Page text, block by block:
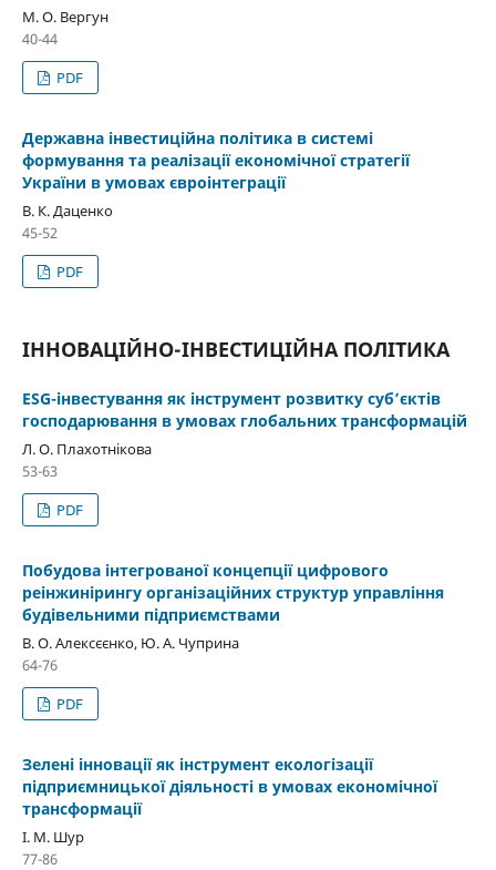
М. О. Вергун
40-44
PDF
Державна інвестиційна політика в системі
формування та реалізації економічної стратегії
України в умовах євроінтеграції
В. К. Даценко
45-52
PDF
ІННОВАЦІЙНО-ІНВЕСТИЦІЙНА ПОЛІТИКА
ESG-інвестування як інструмент розвитку суб’єктів
господарювання в умовах глобальних трансформацій
Л. О. Плахотнікова
53-63
PDF
Побудова інтегрованої концепції цифрового
реінжинірингу організаційних структур управління
будівельними підприємствами
В. О. Алексєєнко, Ю. А. Чуприна
64-76
PDF
Зелені інновації як інструмент екологізації
підприємницької діяльності в умовах економічної
трансформації
І. М. Шур
77-86